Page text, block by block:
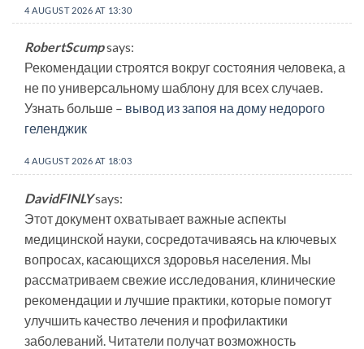
4 AUGUST 2026 AT 13:30
RobertScumpsays:
Рекомендации строятся вокруг состояния человека, а
не по универсальному шаблону для всех случаев.
Узнать больше – вывод из запоя на дому недорого
геленджик
4 AUGUST 2026 AT 18:03
DavidFINLYsays:
Этот документ охватывает важные аспекты
медицинской науки, сосредотачиваясь на ключевых
вопросах, касающихся здоровья населения. Мы
рассматриваем свежие исследования, клинические
рекомендации и лучшие практики, которые помогут
улучшить качество лечения и профилактики
заболеваний. Читатели получат возможность